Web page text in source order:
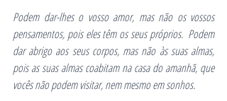
Podem dar-lhes o vosso amor, mas não os vossos
pensamentos, pois eles têm os seus próprios.  Podem
dar abrigo aos seus corpos, mas não às suas almas,
pois as suas almas coabitam na casa do amanhã, que
vocês não podem visitar, nem mesmo em sonhos.